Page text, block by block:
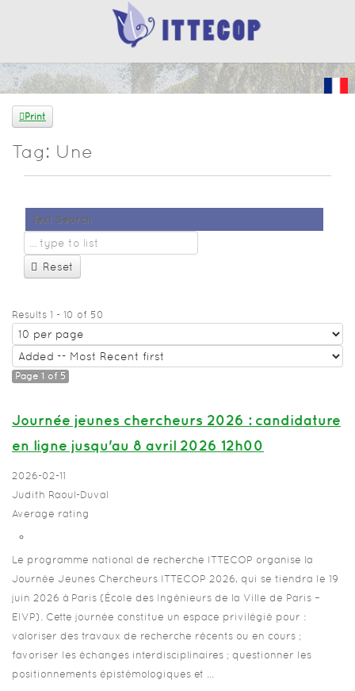
Print
Tag: Une
Text Search
Reset
Results 1 - 10 of 50
Page 1 of 5
Journée jeunes chercheurs 2026 : candidature
en ligne jusqu'au 8 avril 2026 12h00
2026-02-11
Judith Raoul-Duval
Average rating
Le programme national de recherche ITTECOP organise la
Journée Jeunes Chercheurs ITTECOP 2026, qui se tiendra le 19
juin 2026 à Paris (École des Ingénieurs de la Ville de Paris –
EIVP). Cette journée constitue un espace privilégié pour :
valoriser des travaux de recherche récents ou en cours ;
favoriser les échanges interdisciplinaires ; questionner les
positionnements épistémologiques et ...